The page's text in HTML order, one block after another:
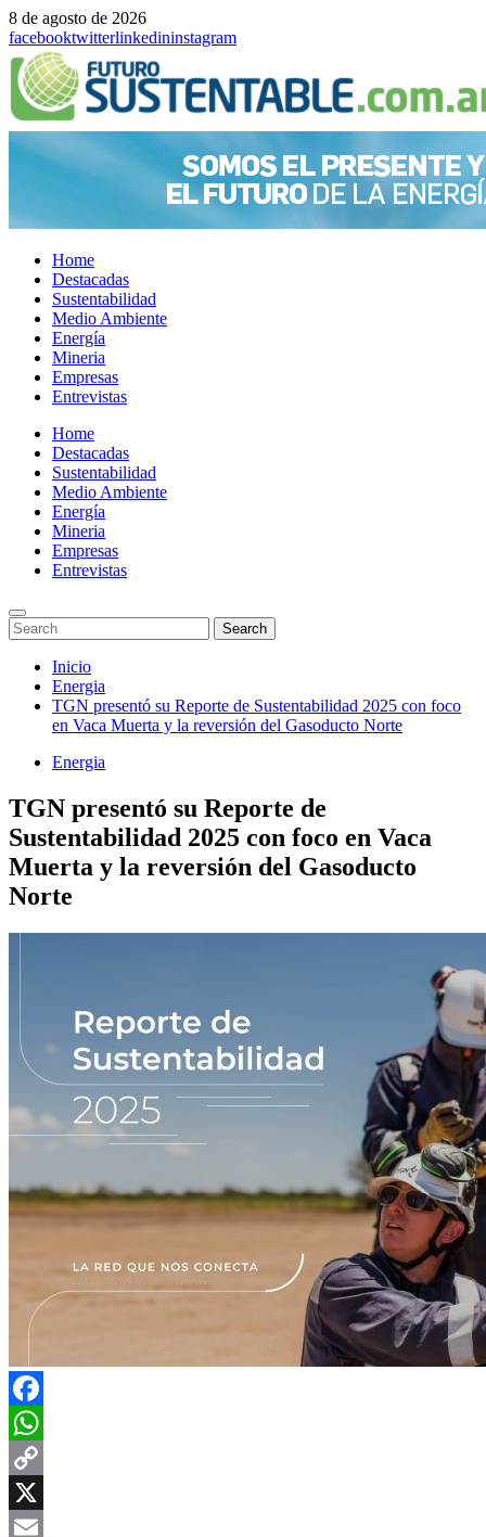
8 de agosto de 2026
facebooktwitterlinkedininstagram
Home
Destacadas
Sustentabilidad
Medio Ambiente
Energía
Mineria
Empresas
Entrevistas
Menu
Home
Destacadas
Sustentabilidad
Medio Ambiente
Energía
Mineria
Empresas
Entrevistas
Enter
Keyword
Search
for:
Search
Search
Saltar
contenido
Inicio
Energia
TGN presentó su Reporte de Sustentabilidad 2025 con foco
en Vaca Muerta y la reversión del Gasoducto Norte
Energia
TGN presentó su Reporte de
Sustentabilidad 2025 con foco en Vaca
Muerta y la reversión del Gasoducto
Norte
Facebook
WhatsApp
Copy
Link
X